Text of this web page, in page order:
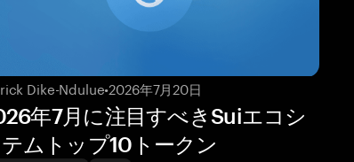
Dike-Ndulue•2026年7月20日
年7月に注目すべきSuiエコシ
ムトップ10トークン